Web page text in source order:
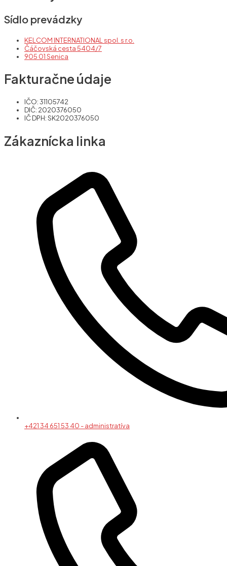
Sídlo prevádzky
KELCOM INTERNATIONAL spol. s r.o.
Čáčovská cesta 5404/7
905 01 Senica
Fakturačne údaje
IČO: 31105742
DIČ: 2020376050
IČ DPH: SK2020376050
Zákaznícka linka
+421 34 651 53 40 - administratíva